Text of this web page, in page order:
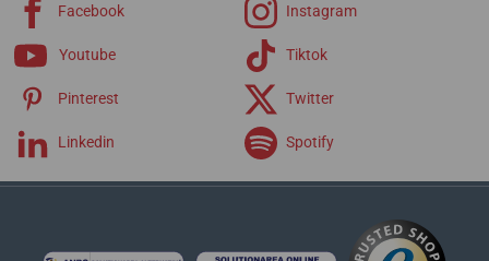
Facebook Instagram
Youtube Tiktok
Pinterest Twitter
Linkedin Spotify